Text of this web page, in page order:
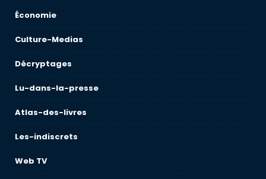
Économie
Culture-Medias
Décryptages
Lu-dans-la-presse
Atlas-des-livres
Les-indiscrets
Web TV